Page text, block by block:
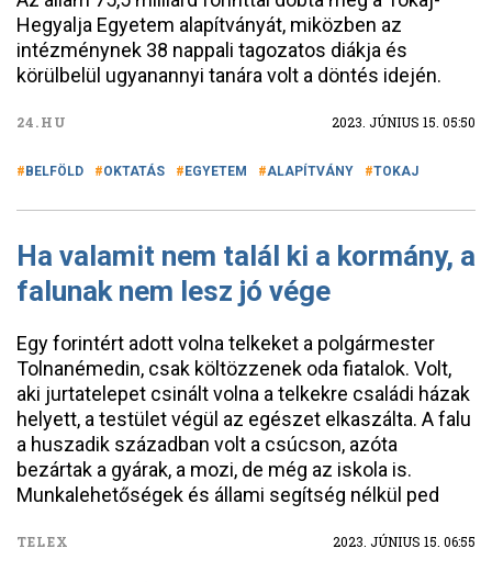
Hegyalja Egyetem alapítványát, miközben az
intézménynek 38 nappali tagozatos diákja és
körülbelül ugyanannyi tanára volt a döntés idején.
24.HU 2023. JÚNIUS 15. 05:50
BELFÖLD OKTATÁS EGYETEM ALAPÍTVÁNY TOKAJ
Ha valamit nem talál ki a kormány, a
falunak nem lesz jó vége
Egy forintért adott volna telkeket a polgármester
Tolnanémedin, csak költözzenek oda fiatalok. Volt,
aki jurtatelepet csinált volna a telkekre családi házak
helyett, a testület végül az egészet elkaszálta. A falu
a huszadik században volt a csúcson, azóta
bezártak a gyárak, a mozi, de még az iskola is.
Munkalehetőségek és állami segítség nélkül ped
TELEX 2023. JÚNIUS 15. 06:55